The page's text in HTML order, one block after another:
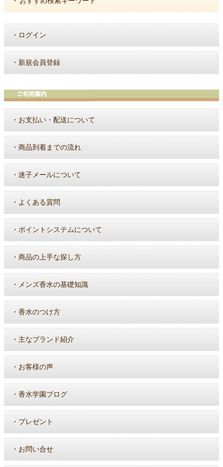
・ ログイン
・ 新規会員登録
・ お支払い・配送について
・ 商品到着までの流れ
・ 迷子メールについて
・ よくある質問
・ ポイントシステムについて
・ 商品の上手な探し方
・ メンズ香水の基礎知識
・ 香水のつけ方
・ 主なブランド紹介
・ お客様の声
・ 香水学園ブログ
・ プレゼント
・ お問い合せ